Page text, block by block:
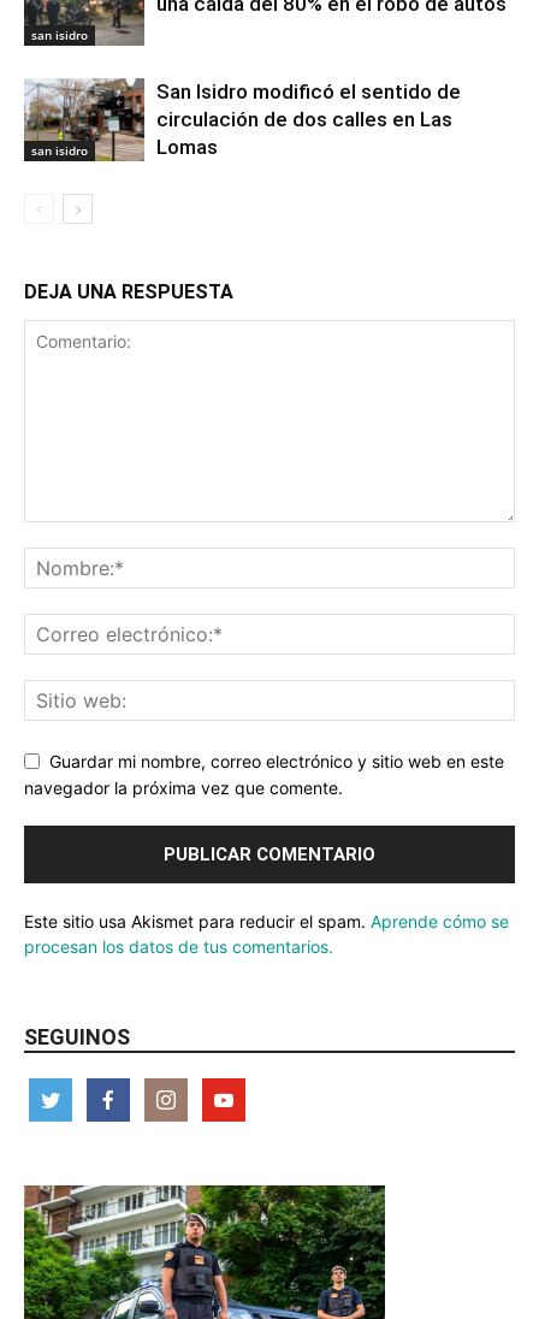
san isidro
san isidro
San Isidro modificó el sentido de
circulación de dos calles en Las
Lomas
DEJA UNA RESPUESTA
Guardar mi nombre, correo electrónico y sitio web en este
navegador la próxima vez que comente.
Este sitio usa Akismet para reducir el spam. Aprende cómo se
procesan los datos de tus comentarios.
SEGUINOS